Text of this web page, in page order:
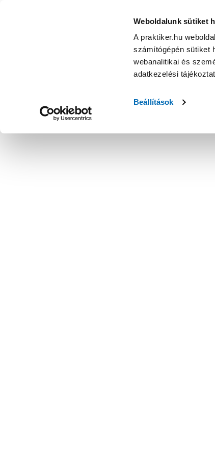
Weboldalunk sütiket
A praktiker.hu
számítógépén sütiket
webanalitikai és
adatkezelési
Beállítások